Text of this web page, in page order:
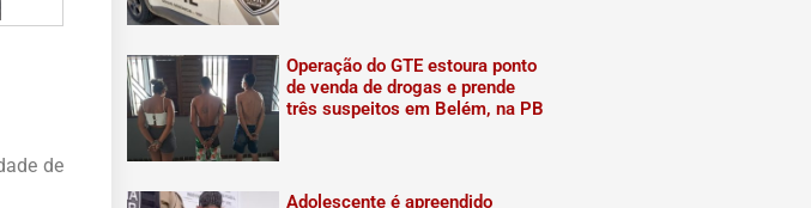
de
Operação do GTE estoura ponto
de venda de drogas e prende
três suspeitos em Belém, na PB
Adolescente é apreendido